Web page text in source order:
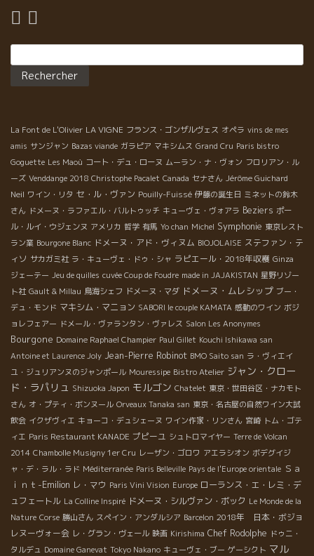
弾丸ツアーだった。 さてオリヴィエのカベルネ・フラン2007は熟
ンの持つ気品のある青みが、さらに清涼感を与えてくれた。 サン
セール、お宝ワインがたっぷり。 ツアーの想いで話に花が咲き、
La Font de L'Olivier LA VIGNE フランス・ゴンザルヴェス オペラ vins de mes
amis サンジャン Bazas viande ガラピア マキシムス Grand Cru Paris bistro
Goguette Les Maoù コート・デュ・ローヌ ムーラン・ナ・ヴォン フロリアン・ル
ーズ Venddange 2018 Christophe Pacalet Canada セナさん Jérôme Guichard
Neil ワイン・リタ セ・ル・ヴァン Pouilly-Fuissé 伊藤の誕生日 ミネットの鈴木
さん ドメーヌ・ラファエル・バルトゥッチ キューヴェ・ヴォアラ Beziers ポー
ル・ルイ・ウジェンヌ アメリカ 哲学 有馬 Yo chan Michel Symphonie 東京レスト
ラン業 Bourgone Blanc ドメーヌ・アド・ヴィヌム BIOJOLAISE ステファン・テ
ィソ サカガミ社 ラ・キューヴェ・ドゥ・シャ ラピエール・2018年収穫 Ginza
ジェーテー Jeu de quilles cuvée Coup de Foudre made in JAJAKISTAN 星野リゾー
ト社 Gault & Millau 鳥海シェフ ドメーヌ・マダ ドメーヌ・ムレシップ ブー・
デュ・モンド マキシム・マニョン SABORI le couple KAMATA 感動のワイン ボジ
ョレフェアー ドメール・ヴァランタン・ヴァレス Salon Les Anonymes
Bourgone Domaine Raphael Champier Paul Gillet Kouchi Ishikawa san
Antoine et Laurence Joly Jean-Pierre Robinot BMO Saito san ラ・ヴィエイ
ユ・ジュリアンヌのジャンポール Mouressipe Bistro Atelier ジャン・クロー
ド・ラパリュ Shizuoka Japon モルゴン Chatelet 東京・世田谷区・ナカモト
さん オ・プティ・ボンヌール Orveaux Tanaka san 東京・名古屋の自然ワイン大試
飲会 イクザヴィエ キョーコ・デュシェーヌ ワイン作家・リンさん 宮崎 トム・ゴテ
ィエ Paris Restaurant KANADE プピーユ シュトロマイヤー Terre de Volcan
2014 Chambolle Musigny 1er Cru レーザン・ゴロワ アエラシオン ボデグイジ
ャ・デ・ラル・ラド Méditerranée Paris Belleville Pays de l'Europe orientale Ｓａ
ｉｎｔ-Emilion レ・マウ Paris Vini Vision Europe ローランス・エ・レミ・デ
ュフェートル La Colline Inspiré ドメーヌ・シルヴァン・ボック Le Monde de la
Nature Corse 勝山さん スペイン・アンダルシア Barcelon 2018年 日本・ボジョ
レヌーヴォー会 レ・グラン・ヴェール 映画 Kirishima Chef Rodolphe ドゥニ・
タルデュ Domaine Ganevat Tokyo Nakano キューヴェ・ブー ゲーシクト マル